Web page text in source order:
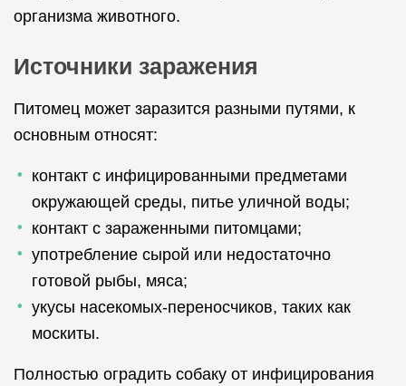
организма животного.
Источники заражения
Питомец может заразится разными путями, к
основным относят:
контакт с инфицированными предметами
окружающей среды, питье уличной воды;
контакт с зараженными питомцами;
употребление сырой или недостаточно
готовой рыбы, мяса;
укусы насекомых-переносчиков, таких как
москиты.
Полностью оградить собаку от инфицирования